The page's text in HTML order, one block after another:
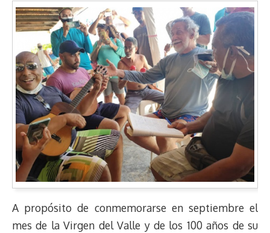
A propósito de conmemorarse en septiembre el
mes de la Virgen del Valle y de los 100 años de su